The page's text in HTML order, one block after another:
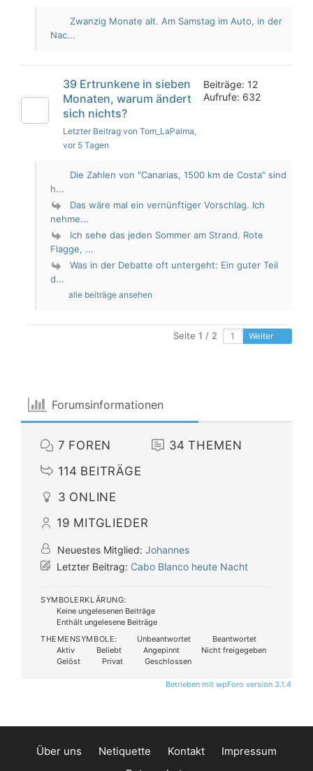
Zwanzig Monate alt. Am Samstag im Auto, in der
Nac...
39 Ertrunkene in sieben
Monaten, warum ändert
sich nichts?
Letzter Beitrag von Tom_LaPalma,
vor 5 Tagen
Beiträge: 12
Aufrufe: 632
Die Zahlen von "Canarias, 1500 km de Costa" sind
h...
Das wäre mal ein vernünftiger Vorschlag. Ich
nehme...
Ich sehe das jeden Sommer am Strand. Rote
Flagge, ...
Was in der Debatte oft untergeht: Ein guter Teil
d...
alle beiträge ansehen
Seite 1 / 2 Weiter
Forumsinformationen
7 FOREN 34 THEMEN
114 BEITRÄGE
3 ONLINE
19 MITGLIEDER
Neuestes Mitglied: Johannes
Letzter Beitrag: Cabo Blanco heute Nacht
SYMBOLERKLÄRUNG:
Keine ungelesenen Beiträge
Enthält ungelesene Beiträge
THEMENSYMBOLE:
Unbeantwortet
Beantwortet
Aktiv
Beliebt Angepinnt
Nicht freigegeben
Gelöst
Privat Geschlossen
Betrieben mit wpForo version 3.1.4
Über uns Netiquette Kontakt
Impressum